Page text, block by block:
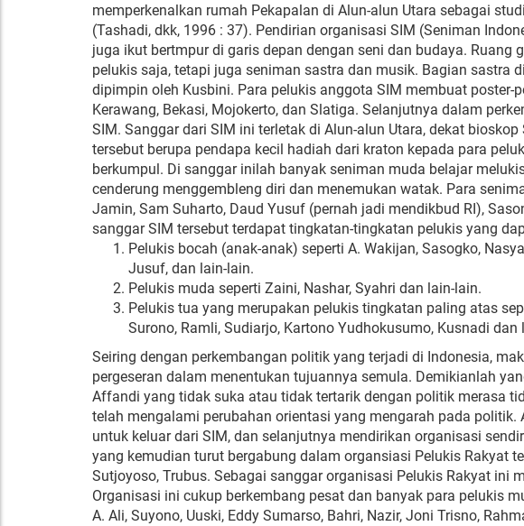
memperkenalkan rumah Pekapalan di Alun-alun Utara sebagai
(Tashadi, dkk, 1996 : 37). Pendirian organisasi SIM (Seniman
juga ikut bertmpur di garis depan dengan seni dan budaya. Ruang
pelukis saja, tetapi juga seniman sastra dan musik. Bagian sastra
dipimpin oleh Kusbini. Para pelukis anggota SIM membuat poster-
Kerawang, Bekasi, Mojokerto, dan Slatiga. Selanjutnya dalam
SIM. Sanggar dari SIM ini terletak di Alun-alun Utara, dekat
tersebut berupa pendapa kecil hadiah dari kraton kepada para
berkumpul. Di sanggar inilah banyak seniman muda belajar
cenderung menggembleng diri dan menemukan watak. Para
Jamin, Sam Suharto, Daud Yusuf (pernah jadi mendikbud RI),
sanggar SIM tersebut terdapat tingkatan-tingkatan pelukis yang
Pelukis bocah (anak-anak) seperti A. Wakijan, Sasogko,
Jusuf, dan lain-lain.
Pelukis muda seperti Zaini, Nashar, Syahri dan lain-lain.
Pelukis tua yang merupakan pelukis tingkatan paling atas
Surono, Ramli, Sudiarjo, Kartono Yudhokusumo, Kusnadi dan
Seiring dengan perkembangan politik yang terjadi di Indonesia,
pergeseran dalam menentukan tujuannya semula. Demikianlah
Affandi yang tidak suka atau tidak tertarik dengan politik merasa
telah mengalami perubahan orientasi yang mengarah pada
untuk keluar dari SIM, dan selanjutnya mendirikan organisasi
yang kemudian turut bergabung dalam organsiasi Pelukis Rakyat
Sutjoyoso, Trubus. Sebagai sanggar organisasi Pelukis Rakyat ini
Organisasi ini cukup berkembang pesat dan banyak para pelukis
A. Ali, Suyono, Uuski, Eddy Sumarso, Bahri, Nazir, Joni Trisno,